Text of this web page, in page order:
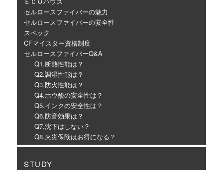
セルロースファイバーの魅力
セルロースファイバーの安全性
スペック
CFマイスター資格制度
セルロースファイバーQ&A
Q1.断熱性能は？
Q2.調湿性能は？
Q3.防火性能は？
Q4.ホウ酸の安全性は？
Q5.インクの安全性は？
Q6.防音効果は？
Q7.沈下はしない？
Q8.火災保険はお得になる？
STUDY